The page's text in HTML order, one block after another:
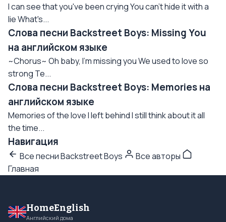
I can see that you've been crying You can't hide it with a
lie What's...
Слова песни Backstreet Boys: Missing You
на английском языке
~Chorus~ Oh baby, I'm missing you We used to love so
strong Te...
Слова песни Backstreet Boys: Memories на
английском языке
Memories of the love I left behind I still think about it all
the time...
Навигация
Все песни Backstreet Boys
Все авторы
Главная
HomeEnglish
Английский дома